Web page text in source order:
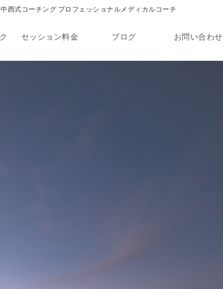
西式コーチング プロフェッショナルメディカルコーチ
セッション料金 ブログ お問い合わせ